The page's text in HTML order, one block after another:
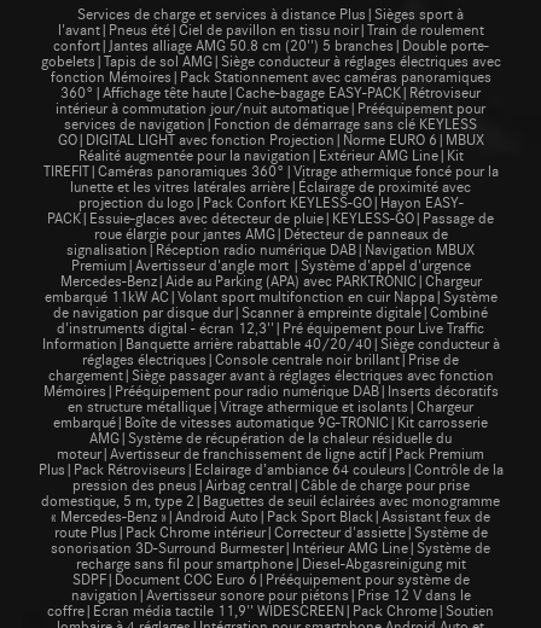
Services de charge et services à distance Plus|Sièges sport à
l'avant|Pneus été|Ciel de pavillon en tissu noir|Train de roulement
confort|Jantes alliage AMG 50.8 cm (20'') 5 branches|Double porte-
gobelets|Tapis de sol AMG|Siège conducteur à réglages électriques avec
fonction Mémoires|Pack Stationnement avec caméras panoramiques
360°|Affichage tête haute|Cache-bagage EASY-PACK|Rétroviseur
intérieur à commutation jour/nuit automatique|Prééquipement pour
services de navigation|Fonction de démarrage sans clé KEYLESS
GO|DIGITAL LIGHT avec fonction Projection|Norme EURO 6|MBUX
Réalité augmentée pour la navigation|Extérieur AMG Line|Kit
TIREFIT|Caméras panoramiques 360°|Vitrage athermique foncé pour la
lunette et les vitres latérales arrière|Éclairage de proximité avec
projection du logo|Pack Confort KEYLESS-GO|Hayon EASY-
PACK|Essuie-glaces avec détecteur de pluie|KEYLESS-GO|Passage de
roue élargie pour jantes AMG|Détecteur de panneaux de
signalisation|Réception radio numérique DAB|Navigation MBUX
Premium|Avertisseur d'angle mort |Système d'appel d'urgence
Mercedes-Benz|Aide au Parking (APA) avec PARKTRONIC|Chargeur
embarqué 11kW AC|Volant sport multifonction en cuir Nappa|Système
de navigation par disque dur|Scanner à empreinte digitale|Combiné
d'instruments digital - écran 12,3''|Pré équipement pour Live Traffic
Information|Banquette arrière rabattable 40/20/40|Siège conducteur à
réglages électriques|Console centrale noir brillant|Prise de
chargement|Siège passager avant à réglages électriques avec fonction
Mémoires|Prééquipement pour radio numérique DAB|Inserts décoratifs
en structure métallique|Vitrage athermique et isolants|Chargeur
embarqué|Boîte de vitesses automatique 9G-TRONIC|Kit carrosserie
AMG|Système de récupération de la chaleur résiduelle du
moteur|Avertisseur de franchissement de ligne actif|Pack Premium
Plus|Pack Rétroviseurs|Eclairage d’ambiance 64 couleurs|Contrôle de la
pression des pneus|Airbag central|Câble de charge pour prise
domestique, 5 m, type 2|Baguettes de seuil éclairées avec monogramme
« Mercedes-Benz »|Android Auto|Pack Sport Black|Assistant feux de
route Plus|Pack Chrome intérieur|Correcteur d'assiette|Système de
sonorisation 3D-Surround Burmester|Intérieur AMG Line|Système de
recharge sans fil pour smartphone|Diesel-Abgasreinigung mit
SDPF|Document COC Euro 6|Prééquipement pour système de
navigation|Avertisseur sonore pour piétons|Prise 12 V dans le
coffre|Ecran média tactile 11,9'' WIDESCREEN|Pack Chrome|Soutien